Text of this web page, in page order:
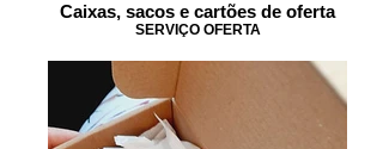
Caixas, sacos e cartões de oferta
SERVIÇO OFERTA